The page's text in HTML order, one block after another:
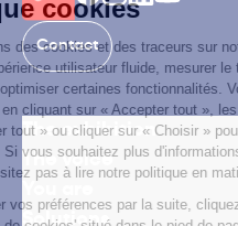
Contact
The exhibition
The voice
Solutions